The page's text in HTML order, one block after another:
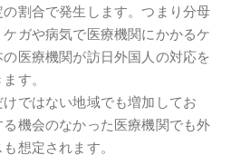
割合で発生します。つまり分母
ガや病気で医療機関にかかるケ
医療機関が訪日外国人の対応を
す。
ではない地域でも増加してお
機会のなかった医療機関でも外
想定されます。